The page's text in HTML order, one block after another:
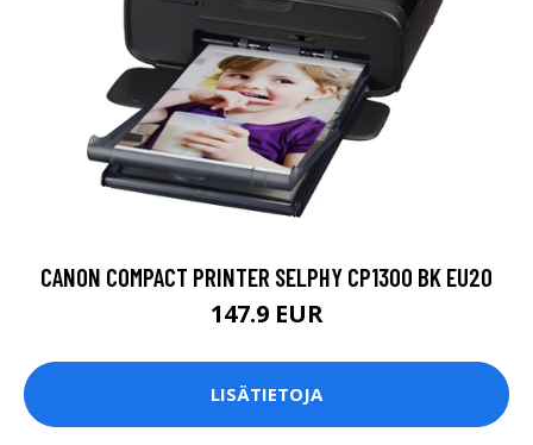
CANON COMPACT PRINTER SELPHY CP1300 BK EU20
147.9 EUR
LISÄTIETOJA